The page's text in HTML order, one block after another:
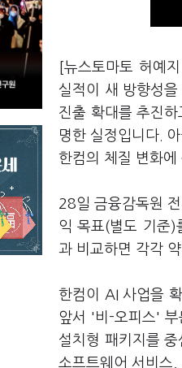
[뉴스토마토 허예
실적이 새 방향성
진출 확대를 추진
명한 실정입니다.
한컴의 체질 변화에
28일 금융감독원
익 목표(별도 기준
과 비교하면 각각
한컴이 AI 사업을
앞서 '비-오피스'
설치형 패키지를
소프트웨어 서비스,